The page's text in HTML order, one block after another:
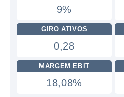
9%
GIRO ATIVOS
0,28
MARGEM EBIT
18,08%